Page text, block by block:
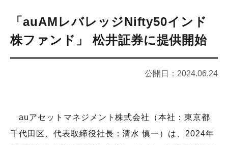
ファンド情報
お知らせ
「auAMレバレッジNifty50インド
株ファンド」 松井証券に提供開始
公開日： 2024.06.24
auアセットマネジメント株式会社（本社：東京都
千代田区、代表取締役社長：清水 慎一）は、2024年